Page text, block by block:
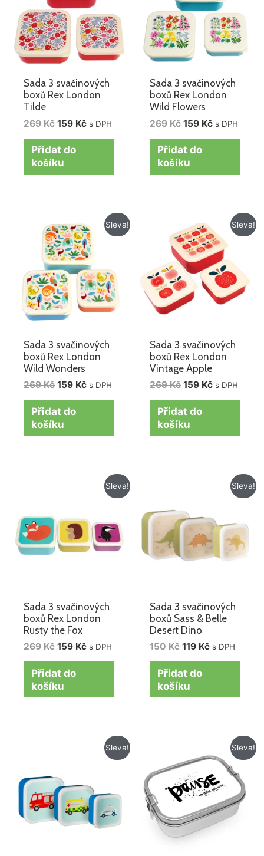
Sada 3 svačinových
boxů Rex London
Tilde
269Kč 159 Kč s DPH
Přidat do
košíku
Sada 3 svačinových
boxů Rex London
Wild Flowers
269Kč 159 Kč s DPH
Přidat do
košíku
Sleva!
Sada 3 svačinových
boxů Rex London
Wild Wonders
269Kč
Původní
cena
byla:
269 Kč.
159 Kč
Aktuální
cena
je:
159 Kč.
s DPH
Přidat do
košíku
Sleva!
Sada 3 svačinových
boxů Rex London
Vintage Apple
269Kč
Původní
cena
byla:
269 Kč.
159 Kč
Aktuální
cena
je:
159 Kč.
s DPH
Přidat do
košíku
Sleva!
Sada 3 svačinových
boxů Rex London
Rusty the Fox
269Kč
269 Kč.
159 Kč
Aktuální
cena
159 Kč.
s DPH
Přidat do
košíku
Sleva!
Sada 3 svačinových
boxů Sass & Belle
Desert Dino
150Kč
150 Kč.
119 Kč
Aktuální
cena
119 Kč.
s DPH
Přidat do
košíku
Sleva!
150 Kč.
Aktuální
cena
Sleva!
cena
byla:
595 Kč.
Aktuální
cena
je:
375 Kč.